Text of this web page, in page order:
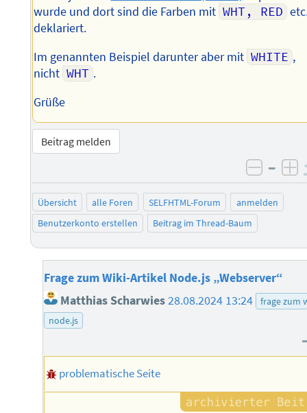
wurde und dort sind die Farben mit WHT, RED
deklariert.
Im genannten Beispiel darunter aber mit WHITE ,
nicht WHT .
Grüße
Beitrag melden
–
Übersicht alle Foren SELFHTML-Forum
anmelden
Benutzerkonto erstellen
Beitrag im Thread-Baum
Frage zum Wiki-Artikel Node.js „Webserver“
Matthias Scharwies28.08.2024 13:24
frage zum
node.js
problematische Seite